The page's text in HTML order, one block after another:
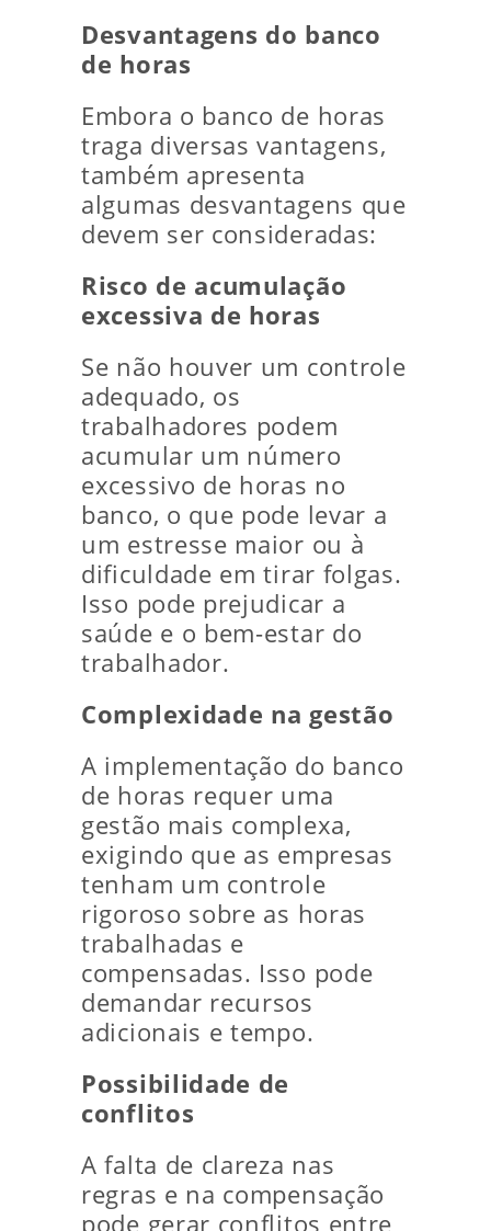
Desvantagens do banco
de horas
Embora o banco de horas
traga diversas vantagens,
também apresenta
algumas desvantagens que
devem ser consideradas:
Risco de acumulação
excessiva de horas
Se não houver um controle
adequado, os
trabalhadores podem
acumular um número
excessivo de horas no
banco, o que pode levar a
um estresse maior ou à
dificuldade em tirar folgas.
Isso pode prejudicar a
saúde e o bem-estar do
trabalhador.
Complexidade na gestão
A implementação do banco
de horas requer uma
gestão mais complexa,
exigindo que as empresas
tenham um controle
rigoroso sobre as horas
trabalhadas e
compensadas. Isso pode
demandar recursos
adicionais e tempo.
Possibilidade de
conflitos
A falta de clareza nas
regras e na compensação
pode gerar conflitos entre